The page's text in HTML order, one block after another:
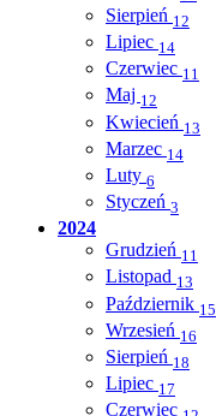
Sierpień 12
Lipiec 14
Czerwiec 11
Maj 12
Kwiecień 13
Marzec 14
Luty 6
Styczeń 3
2024
Grudzień 11
Listopad 13
Październik 15
Wrzesień 16
Sierpień 18
Lipiec 17
Czerwiec